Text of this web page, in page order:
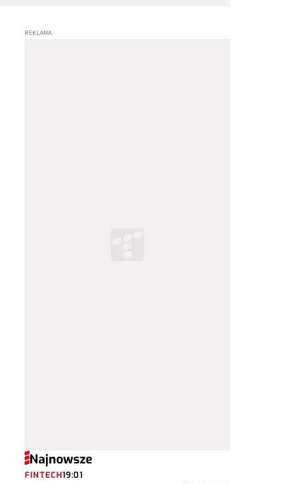
Najnowsze
FINTECH19:01